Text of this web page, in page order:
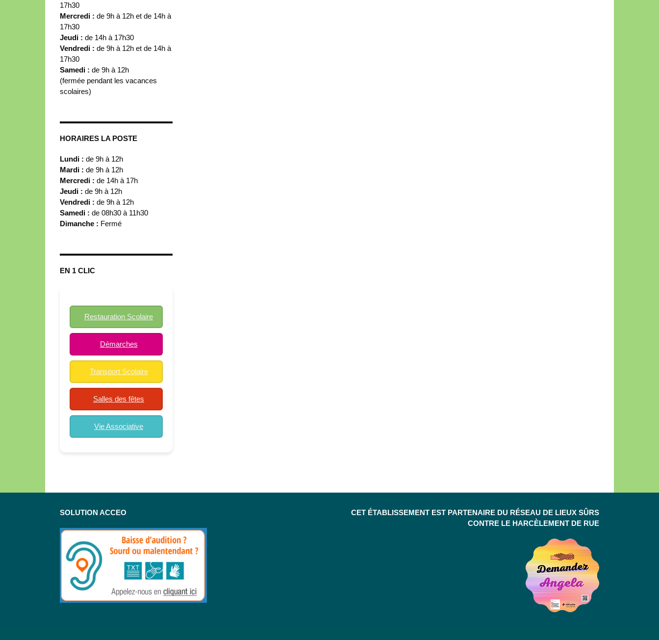
17h30
Mercredi : de 9h à 12h et de 14h à
17h30
Jeudi : de 14h à 17h30
Vendredi : de 9h à 12h et de 14h à
17h30
Samedi : de 9h à 12h
(fermée pendant les vacances
scolaires)
HORAIRES LA POSTE
Lundi : de 9h à 12h
Mardi : de 9h à 12h
Mercredi : de 14h à 17h
Jeudi : de 9h à 12h
Vendredi : de 9h à 12h
Samedi : de 08h30 à 11h30
Dimanche : Fermé
EN 1 CLIC
Restauration Scolaire
Démarches
Transport Scolaire
Salles des fêtes
Vie Associative
SOLUTION ACCEO
CET ÉTABLISSEMENT EST PARTENAIRE DU RÉSEAU DE LIEUX SÛRS
CONTRE LE HARCÈLEMENT DE RUE